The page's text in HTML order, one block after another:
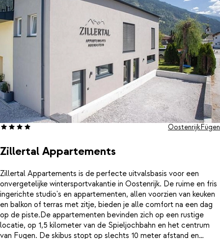
Zillertal Appartements
OostenrijkFügen
Zillertal Appartements is de perfecte uitvalsbasis voor een
onvergetelijke wintersportvakantie in Oostenrijk. De ruime en fris
ingerichte studio's en appartementen, allen voorzien van keuken
en balkon of terras met zitje, bieden je alle comfort na een dag
op de piste.De appartementen bevinden zich op een rustige
locatie, op 1,5 kilometer van de Spieljochbahn en het centrum
van Fugen. De skibus stopt op slechts 10 meter afstand en